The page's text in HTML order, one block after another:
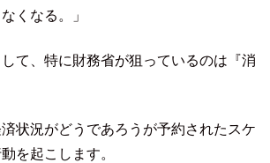
くなる。」
て、特に財務省が狙っているのは『消
状況がどうであろうが予約されたスケ
を起こします。